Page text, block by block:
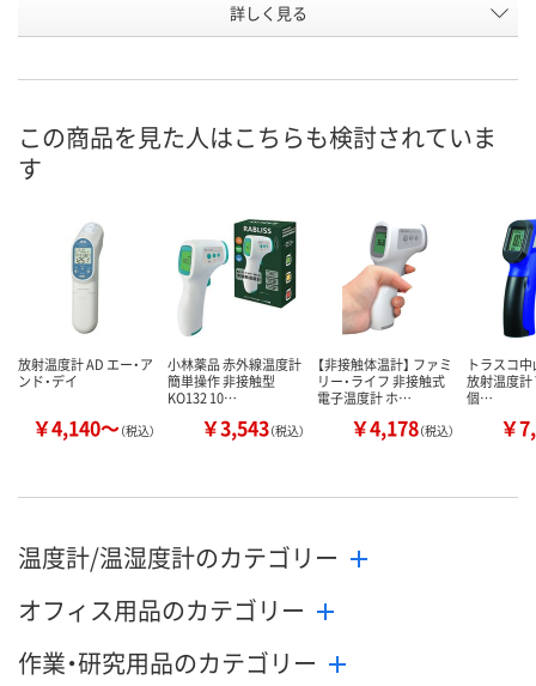
HE76789 U565128
8月8日（土）
カゴへ カゴへ カ
詳しく見る
この商品を見た人はこちらも検討されていま
す
放射温度計 AD エー・ア
ンド・デイ
￥4,140～（税込）
小林薬品 赤外線温度計
簡単操作 非接触型
KO132 10…
￥3,543（税込）
【非接触体温計】 ファミ
リー・ライフ 非接触式
電子温度計 ホ…
￥4,178（税込）
トラスコ
放射温度計
個…
￥
温度計/温湿度計のカテゴリー
オフィス用品のカテゴリー
作業・研究用品のカテゴリー